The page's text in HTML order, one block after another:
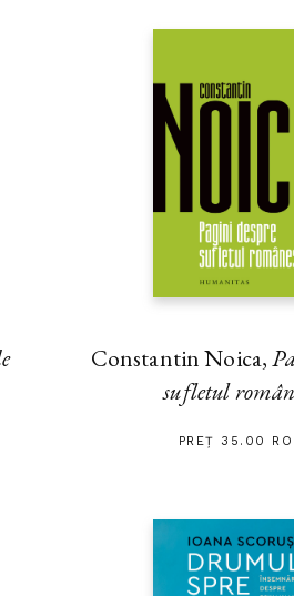
femei cărând poveri pe cap şi
mormăitul vlăguit al roţilor de
în chip ciudat cu sumbrele
lângă care ţăranul își lucra
Soarele zâmbea strălucitor
copilaşilor ce se jucau lângă
a cărui meserie e lupta,
Constantin Noica,
sufletul
PREȚ 35.00